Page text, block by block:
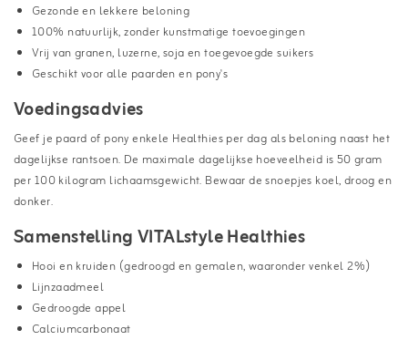
Gezonde en lekkere beloning
100% natuurlijk,zonder kunstmatige toevoegingen
Vrij van granen, luzerne, soja en toegevoegde suikers
Geschikt voor alle paarden en pony's
Voedingsadvies
Geef je paard of pony enkele Healthies per dag als beloning naast het
dagelijkse rantsoen. De maximale dagelijkse hoeveelheid is 50 gram
per 100 kilogram lichaamsgewicht. Bewaar de snoepjes koel, droog en
donker.
Samenstelling VITALstyle Healthies
Hooi en kruiden (gedroogd en gemalen, waaronder venkel2%)
Lijnzaadmeel
Gedroogde appel
Calciumcarbonaat